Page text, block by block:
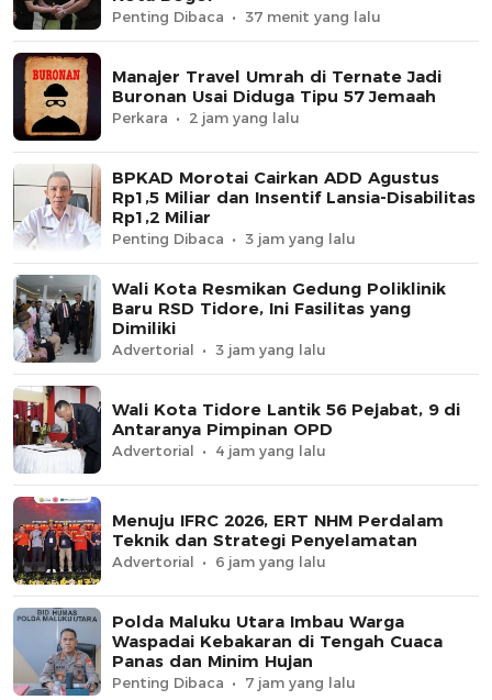
Penting Dibaca 37 menit yang lalu
Manajer Travel Umrah di Ternate Jadi
Buronan Usai Diduga Tipu 57 Jemaah
Perkara 2 jam yang lalu
BPKAD Morotai Cairkan ADD Agustus
Rp1,5 Miliar dan Insentif Lansia-Disabilitas
Rp1,2 Miliar
Penting Dibaca 3 jam yang lalu
Wali Kota Resmikan Gedung Poliklinik
Baru RSD Tidore, Ini Fasilitas yang
Dimiliki
Advertorial 3 jam yang lalu
Wali Kota Tidore Lantik 56 Pejabat, 9 di
Antaranya Pimpinan OPD
Advertorial 4 jam yang lalu
Menuju IFRC 2026, ERT NHM Perdalam
Teknik dan Strategi Penyelamatan
Advertorial 6 jam yang lalu
Polda Maluku Utara Imbau Warga
Waspadai Kebakaran di Tengah Cuaca
Panas dan Minim Hujan
Penting Dibaca 7 jam yang lalu